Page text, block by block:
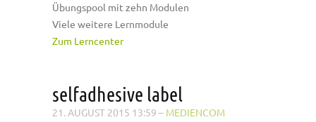
Übungspool mit zehn Modulen
Viele weitere Lernmodule
Zum Lerncenter
selfadhesive label
21. AUGUST 2015 13:59 – MEDIENCOM